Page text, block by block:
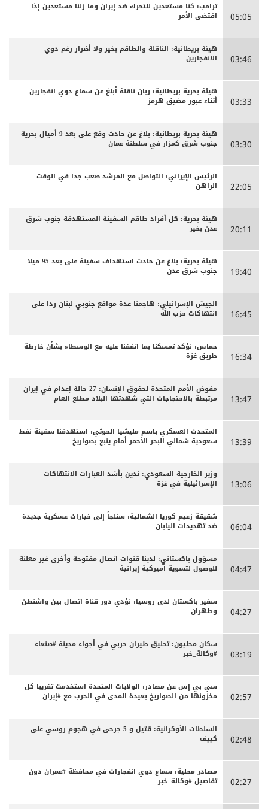
05:05
ترامب: كنا مستعدين للتحرك ضد إيران وما زلنا مستعدين إذا
اقتضى الأمر
03:46
هيئة بريطانية: الناقلة والطاقم بخير ولا أضرار رغم دوي
الانفجارين
03:33
هيئة بحرية بريطانية: ربان ناقلة أبلغ عن سماع دوي انفجارين
أثناء عبور مضيق هرمز
03:30
هيئة بحرية بريطانية: بلاغ عن حادث وقع على بعد 9 أميال بحرية
جنوب شرق كمزار في سلطنة عمان
22:05
الرئيس الإيراني: التواصل مع المرشد صعب جدا في الوقت
الراهن
20:11
هيئة بحرية: كل أفراد طاقم السفينة المستهدفة جنوب شرق
عدن بخير
19:40
هيئة بحرية: بلاغ عن حادث استهداف سفينة على بعد 95 ميلا
جنوب شرق عدن
16:45
الجيش الإسرائيلي: هاجمنا عدة مواقع جنوبي لبنان ردا على
انتهاكات حزب الله
16:34
حماس: نؤكد تمسكنا بما اتفقنا عليه مع الوسطاء بشأن خارطة
طريق غزة
13:47
مفوض الأمم المتحدة لحقوق الإنسان: 27 حالة إعدام في إيران
مرتبطة بالاحتجاجات التي شهدتها البلاد مطلع العام
13:39
المتحدث العسكري باسم مليشيا الحوثي: استهدفنا سفينة نفط
سعودية شمالي البحر الأحمر أمام ينبع بصواريخ
13:06
وزير الخارجية السعودي: ندين بأشد العبارات الانتهاكات
الإسرائيلية في غزة
06:04
شقيقة زعيم كوريا الشمالية: سنلجأ إلى خيارات عسكرية جديدة
ضد تهديدات اليابان
04:47
مسؤول باكستاني: لدينا قنوات اتصال مفتوحة وأخرى غير معلنة
للوصول لتسوية أميركية إيرانية
04:27
سفير باكستان لدى روسيا: نؤدي دور قناة اتصال بين واشنطن
وطهران
03:19
سكان محليون: تحليق طيران حربي في أجواء مدينة #صنعاء
#وكالة_خبر
02:57
سي بي إس عن مصادر: الولايات المتحدة استخدمت تقريبا كل
مخزونها من الصواريخ بعيدة المدى في الحرب مع #إيران
02:48
السلطات الأوكرانية: قتيل و 5 جرحى في هجوم روسي على
كييف
02:27
مصادر محلية: سماع دوي انفجارات في محافظة #عمران دون
تفاصيل #وكالة_خبر